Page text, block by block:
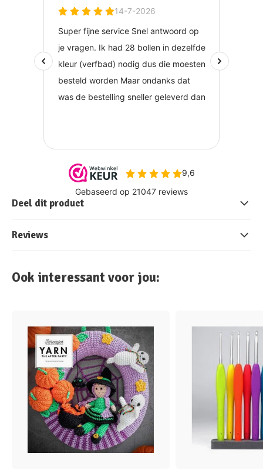
Deel dit product
Reviews
Ook interessant voor jou: